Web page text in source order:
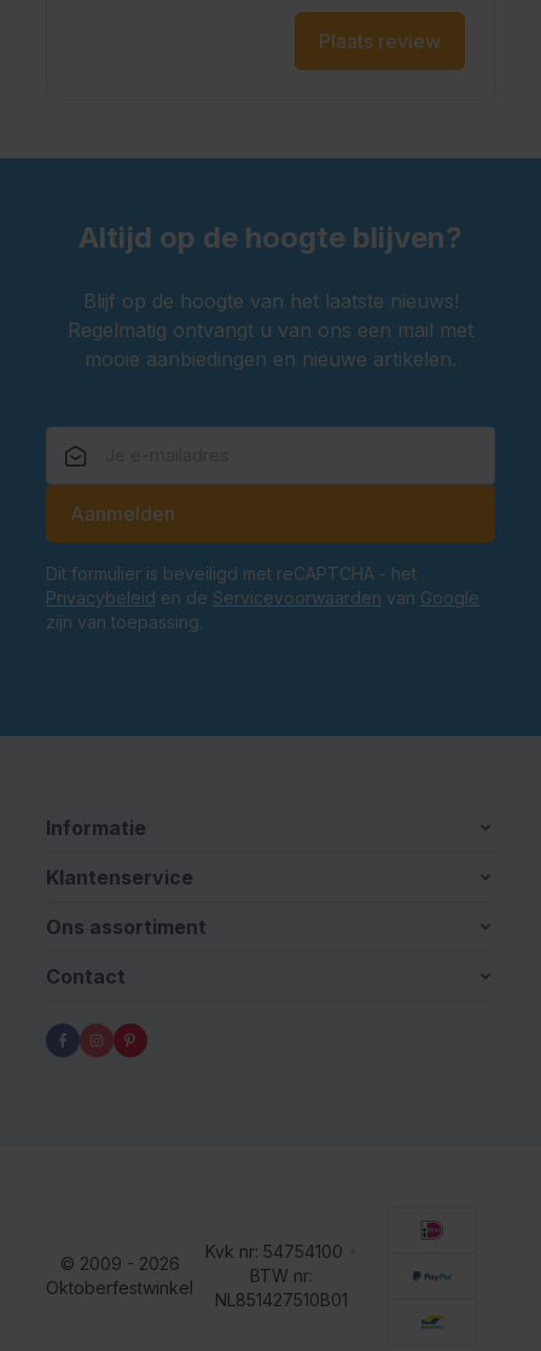
Plaats review
Altijd op de hoogte blijven?
Blijf op de hoogte van het laatste nieuws!
Regelmatig ontvangt u van ons een mail met
mooie aanbiedingen en nieuwe artikelen.
Aanmelden
Dit formulier is beveiligd met reCAPTCHA - het
Privacybeleid en de Servicevoorwaarden van Google
zijn van toepassing.
Informatie
Klantenservice
Ons assortiment
Contact
© 2009 - 2026
Oktoberfestwinkel
Kvk nr: 54754100
BTW nr:
NL851427510B01